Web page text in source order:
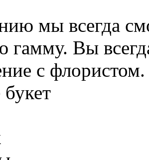
мы всегда
гамму. Вы
с флористом.
букет